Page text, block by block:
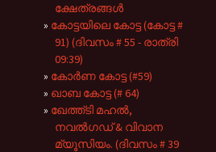
ക്ഷേത്രങ്ങൾ
കോട്ടയിലെ കോട്ട (കോട്ട #
91) (ദിവസം # 55 - രാത്രി
09:39)
കോർണ കോട്ട (#59)
ഖാബ കോട്ട (# 64)
ഖേത്ത്ടി മഹൽ,
നവൽഗഡ് & വിവാന
മ്യൂസിയം. (ദിവസം # 39